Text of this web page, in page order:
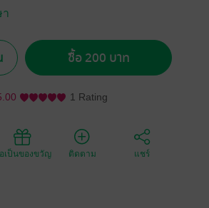
ซื้อ 200 บาท
1 Rating
เป็นของขวัญ ติดตาม แชร์